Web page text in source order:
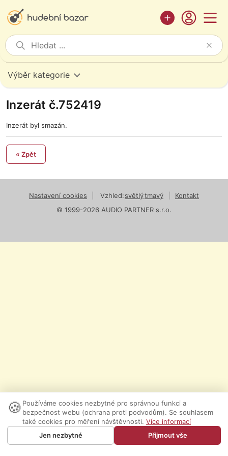
Výběr kategorie
Inzerát č.752419
Inzerát byl smazán.
« Zpět
Nastavení cookies Vzhled:světlýtmavý
Kontakt
© 1999-2026 AUDIO PARTNER s.r.o.
🍪 Používáme cookies nezbytné pro správnou funkci a
bezpečnost webu (ochrana proti podvodům). Se souhlasem
také cookies pro měření návštěvnosti. Více informací
Jen nezbytné
Přijmout vše